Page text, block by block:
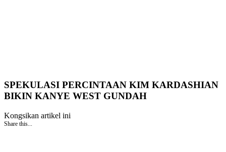
SPEKULASI PERCINTAAN KIM KARDASHIAN
BIKIN KANYE WEST GUNDAH
Kongsikan artikel ini
Share this...